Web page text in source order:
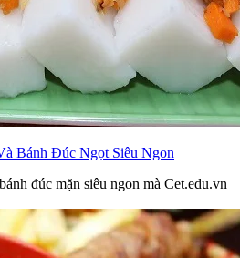
Bánh Đúc Ngọt Siêu Ngon
đúc mặn siêu ngon mà Cet.edu.vn